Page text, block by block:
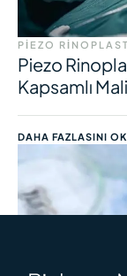
PIEZO
Piezo
Kapsamlı
DAHA FAZLASINI